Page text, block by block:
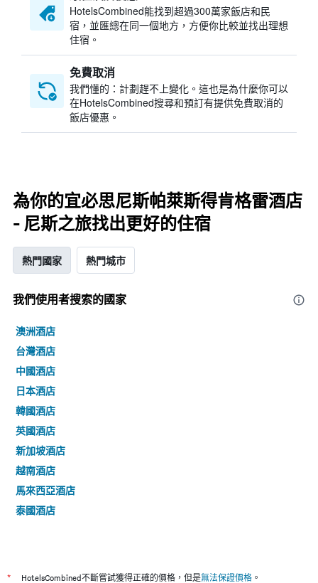
HotelsCombined​能找到超過300萬家飯店和民
宿，並匯總在同一個地方，方便你比較並找出理想
住宿。
免費取消
我們懂的：計劃趕不上變化。這也是為什麼你可以
在HotelsCombined搜尋和預訂有提供免費取消的
飯店優惠。
為你的宜必思尼斯帕萊斯得肯格雷酒店
- 尼斯之旅找出更好的住宿
熱門國家 熱門城市
我們使用者搜索的國家
澳洲酒店
台灣酒店
中國酒店
日本酒店
韓國酒店
英國酒店
新加坡酒店
越南酒店
馬來西亞酒店
泰國酒店
* HotelsCombined不斷嘗試獲得正確的價格，但是無法保證價格 。